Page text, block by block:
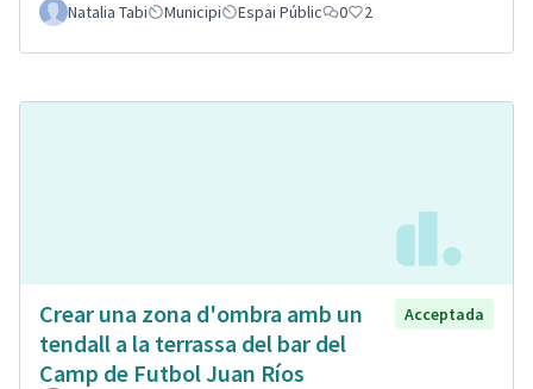
Natalia Tabi Municipi Espai Públic 0 2
Crear una zona d'ombra amb un
tendall a la terrassa del bar del
Camp de Futbol Juan Ríos
Acceptada